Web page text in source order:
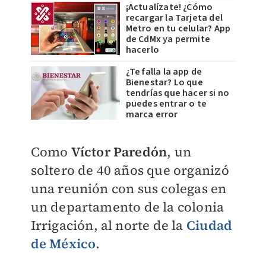
¡Actualízate! ¿Cómo
recargar la Tarjeta del
Metro en tu celular? App
de CdMx ya permite
hacerlo
¿Te falla la app de
Bienestar? Lo que
tendrías que hacer si no
puedes entrar o te
marca error
Como Víctor Paredón, un
soltero de 40 años que organizó
una reunión con sus colegas en
un departamento de la colonia
Irrigación, al norte de la Ciudad
de México.